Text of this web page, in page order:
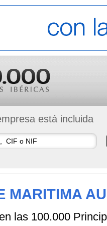
está incluida
MARITIMA
las 100.000